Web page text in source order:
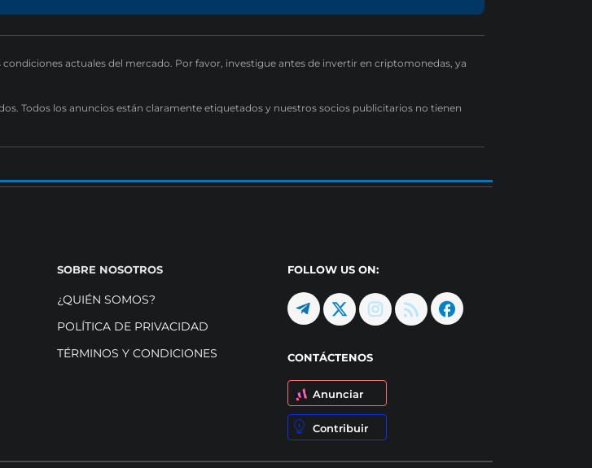
actuales del mercado. Por favor, investigue antes de invertir en criptomonedas, ya
Todos los anuncios están claramente etiquetados y nuestros socios publicitarios no tienen
SOBRE NOSOTROS
¿QUIÉN SOMOS?
POLÍTICA DE PRIVACIDAD
TÉRMINOS Y CONDICIONES
FOLLOW US ON:
CONTÁCTENOS
Anunciar
Contribuir